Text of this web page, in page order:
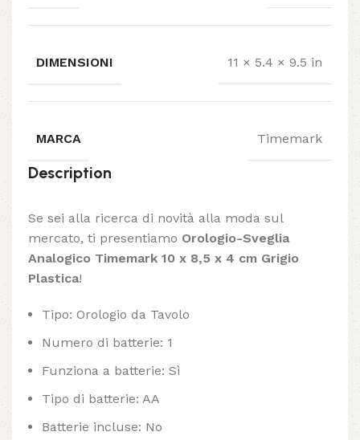
DIMENSIONI 11 × 5.4 × 9.5 in
MARCA Timemark
Description
Se sei alla ricerca di novità alla moda sul
mercato, ti presentiamo Orologio-Sveglia
Analogico Timemark 10 x 8,5 x 4 cm Grigio
Plastica!
Tipo: Orologio da Tavolo
Numero di batterie: 1
Funziona a batterie: Sì
Tipo di batterie: AA
Batterie incluse: No